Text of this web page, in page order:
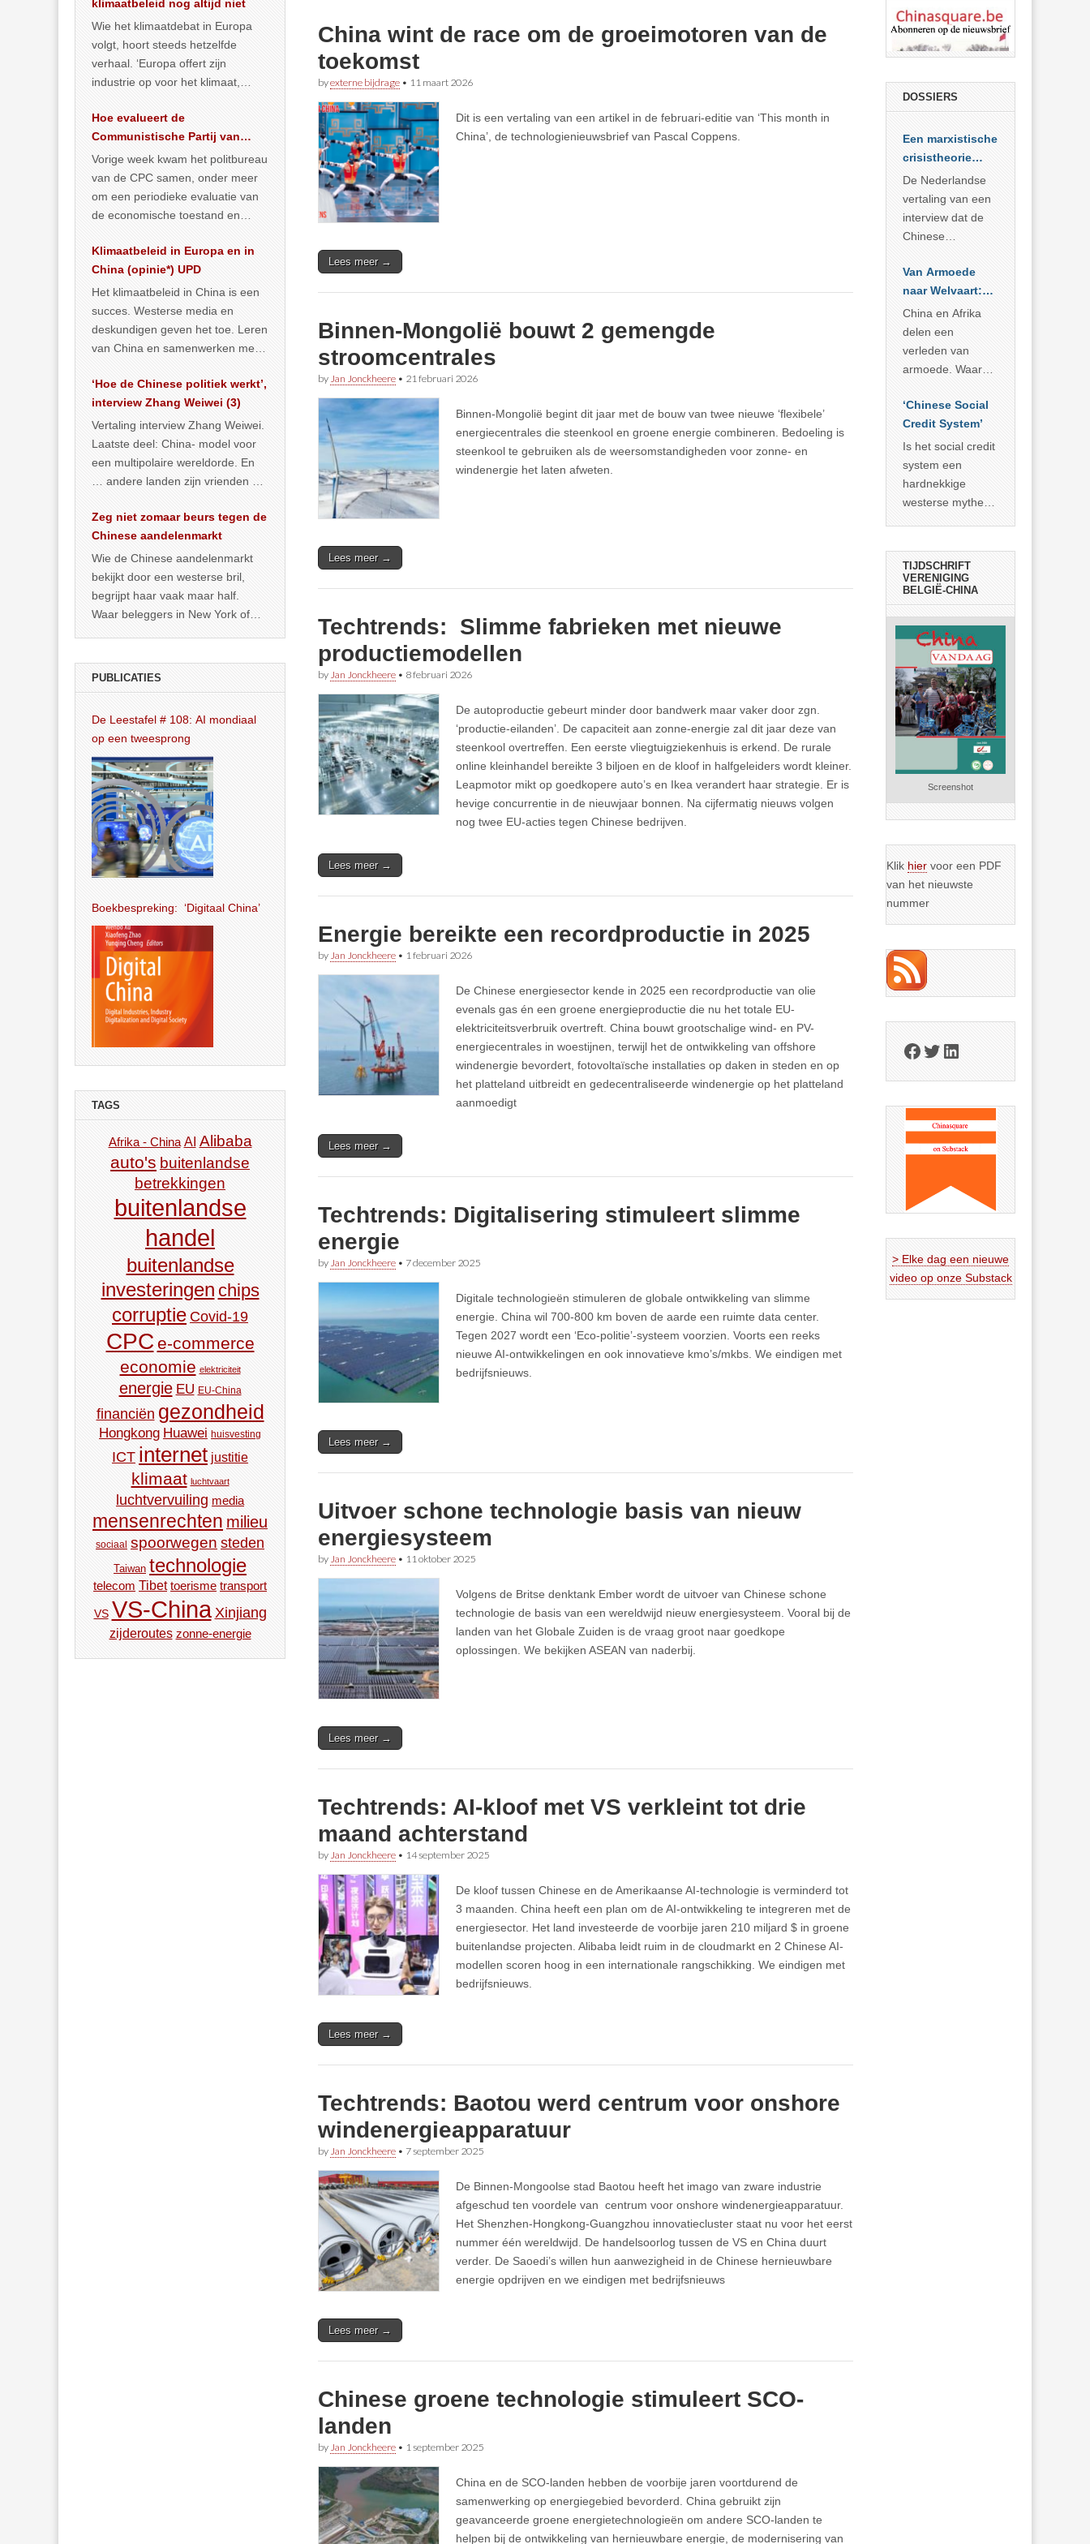
China wint de race om de groeimotoren van de
toekomst
byexterne bijdrage • 11 maart 2026
Dit is een vertaling van een artikel in de februari-editie van ‘This month in
China’, de technologienieuwsbrief van Pascal Coppens.
Lees meer →
Binnen-Mongolië bouwt 2 gemengde
stroomcentrales
by Jan Jonckheere • 21 februari 2026
Binnen-Mongolië begint dit jaar met de bouw van twee nieuwe ‘flexibele’
energiecentrales die steenkool en groene energie combineren. Bedoeling is
steenkool te gebruiken als de weersomstandigheden voor zonne- en
windenergie het laten afweten.
Lees meer →
Techtrends: Slimme fabrieken met nieuwe
productiemodellen
by Jan Jonckheere • 8 februari 2026
De autoproductie gebeurt minder door bandwerk maar vaker door zgn.
‘productie-eilanden’. De capaciteit aan zonne-energie zal dit jaar deze van
steenkool overtreffen. Een eerste vliegtuigziekenhuis is erkend. De rurale
online kleinhandel bereikte 3 biljoen en de kloof in halfgeleiders wordt kleiner.
Leapmotor mikt op goedkopere auto’s en Ikea verandert haar strategie. Er is
hevige concurrentie in de nieuwjaar bonnen. Na cijfermatig nieuws volgen
nog twee EU-acties tegen Chinese bedrijven.
Lees meer →
Energie bereikte een recordproductie in 2025
by Jan Jonckheere • 1 februari 2026
De Chinese energiesector kende in 2025 een recordproductie van olie
evenals gas én een groene energieproductie die nu het totale EU-
elektriciteitsverbruik overtreft. China bouwt grootschalige wind- en PV-
energiecentrales in woestijnen, terwijl het de ontwikkeling van offshore
windenergie bevordert, fotovoltaïsche installaties op daken in steden en op
het platteland uitbreidt en gedecentraliseerde windenergie op het platteland
aanmoedigt
Lees meer →
Techtrends: Digitalisering stimuleert slimme
energie
by Jan Jonckheere • 7 december 2025
Digitale technologieën stimuleren de globale ontwikkeling van slimme
energie. China wil 700-800 km boven de aarde een ruimte data center.
Tegen 2027 wordt een ‘Eco-politie’-systeem voorzien. Voorts een reeks
nieuwe AI-ontwikkelingen en ook innovatieve kmo’s/mkbs. We eindigen met
bedrijfsnieuws.
Lees meer →
Uitvoer schone technologie basis van nieuw
energiesysteem
by Jan Jonckheere • 11 oktober 2025
Volgens de Britse denktank Ember wordt de uitvoer van Chinese schone
technologie de basis van een wereldwijd nieuw energiesysteem. Vooral bij de
landen van het Globale Zuiden is de vraag groot naar goedkope
oplossingen. We bekijken ASEAN van naderbij.
Lees meer →
Techtrends: AI-kloof met VS verkleint tot drie
maand achterstand
by Jan Jonckheere • 14 september 2025
De kloof tussen Chinese en de Amerikaanse AI-technologie is verminderd tot
3 maanden. China heeft een plan om de AI-ontwikkeling te integreren met de
energiesector. Het land investeerde de voorbije jaren 210 miljard $ in groene
buitenlandse projecten. Alibaba leidt ruim in de cloudmarkt en 2 Chinese AI-
modellen scoren hoog in een internationale rangschikking. We eindigen met
bedrijfsnieuws.
Lees meer →
Techtrends: Baotou werd centrum voor onshore
windenergieapparatuur
by Jan Jonckheere • 7 september 2025
De Binnen-Mongoolse stad Baotou heeft het imago van zware industrie
afgeschud ten voordele van centrum voor onshore windenergieapparatuur.
Het Shenzhen-Hongkong-Guangzhou innovatiecluster staat nu voor het eerst
nummer één wereldwijd. De handelsoorlog tussen de VS en China duurt
verder. De Saoedi’s willen hun aanwezigheid in de Chinese hernieuwbare
energie opdrijven en we eindigen met bedrijfsnieuws
Lees meer →
Chinese groene technologie stimuleert SCO-
landen
by Jan Jonckheere • 1 september 2025
China en de SCO-landen hebben de voorbije jaren voortdurend de
samenwerking op energiegebied bevorderd. China gebruikt zijn
geavanceerde groene energietechnologieën om andere SCO-landen te
helpen bij de ontwikkeling van hernieuwbare energie, de modernisering van
klimaatbeleid nog altijd niet
Wie het klimaatdebat in Europa
volgt, hoort steeds hetzelfde
verhaal. ‘Europa offert zijn
industrie op voor het klimaat,
vergroening… >> lees meer
Hoe evalueert de
Communistische Partij van
China de economische
situatie?
Vorige week kwam het politbureau
van de CPC samen, onder meer
om een periodieke evaluatie van
de economische toestand en
publiceerden… >> lees meer
Klimaatbeleid in Europa en in
China (opinie*) UPD
Het klimaatbeleid in China is een
succes. Westerse media en
deskundigen geven het toe. Leren
van China en samenwerken met
… >> lees meer
‘Hoe de Chinese politiek werkt’,
interview Zhang Weiwei (3)
Vertaling interview Zhang Weiwei.
Laatste deel: China- model voor
een multipolaire wereldorde. En
… andere landen zijn vrienden of
Zeg niet zomaar beurs tegen de
Chinese aandelenmarkt
Wie de Chinese aandelenmarkt
bekijkt door een westerse bril,
begrijpt haar vaak maar half.
Waar beleggers in New York of
PUBLICATIES
De Leestafel # 108: AI mondiaal
op een tweesprong
Boekbespreking: ‘Digitaal China’
TAGS
Afrika - China AI Alibaba
auto's buitenlandse
betrekkingen
buitenlandse
handel
buitenlandse
investeringen chips
corruptie Covid-19
CPC e-commerce
economie elektriciteit
energie EU EU-China
financiën gezondheid
Hongkong Huawei huisvesting
ICT internet justitie
klimaat luchtvaart
luchtvervuiling media
mensenrechten milieu
sociaal spoorwegen steden
Taiwan technologie
telecom Tibet toerisme transport
VS VS-China Xinjiang
zijderoutes zonne-energie
DOSSIERS
Een marxistische
crisistheorie
voor vandaag
De Nederlandse
vertaling van een
interview dat de
Chinese
Sociale
Wetenschappen
afnam van de
Britse
marxistische
econoom Michael
zien dat
… >> lees meer
Van Armoede
naar Welvaart:
Wat Afrika kan
leren van
China’s
economisch
China en Afrika
delen een
verleden van
armoede. Waar
voorbije veertig
jaar in slaagde
meer dan 800
miljoen mensen
uit de armoede
… >> lees meer
‘Chinese Social
Credit System’
Is het social credit
system een
hardnekkige
westerse mythe of
TIJDSCHRIFT
VERENIGING
BELGIË-CHINA
Screenshot
Klik hier voor een PDF
van het nieuwste
nummer
Facebook
Twitter
LinkedIn
> Elke dag een nieuwe
video op onze Substack